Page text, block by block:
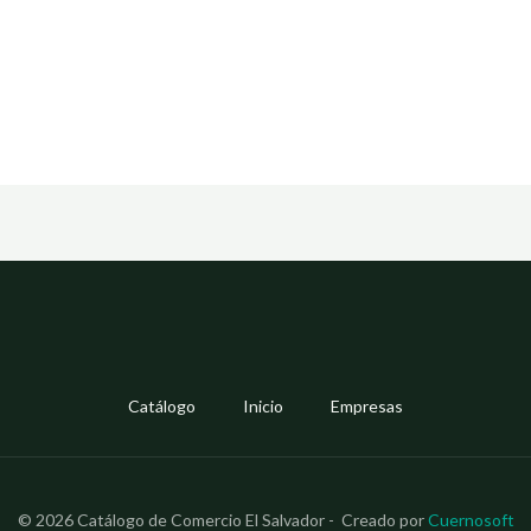
Catálogo Inicio Empresas
© 2026 Catálogo de Comercio El Salvador - Creado porCuernosoft